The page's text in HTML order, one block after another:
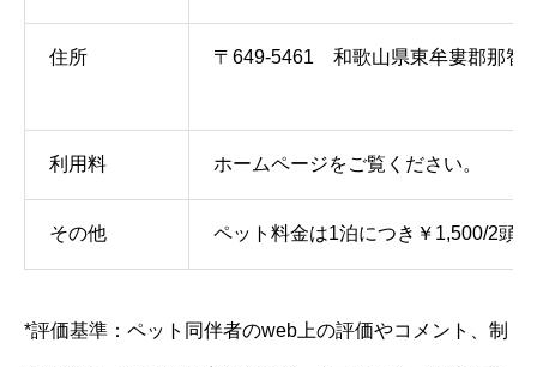
住所 〒649-5461 和歌山県東牟婁郡那智
利用料 ホームページをご覧ください。
その他 ペット料金は1泊につき￥1,500/2頭
*評価基準：ペット同伴者のweb上の評価やコメント、制